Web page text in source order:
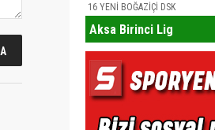
16 YENİ BOĞAZİÇİ DSK
Aksa Birinci Lig